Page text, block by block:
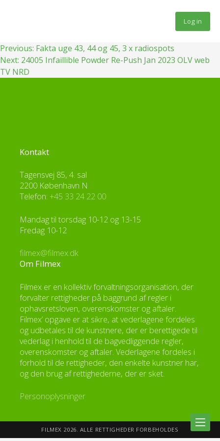
Log in
Indlægsnavigation
Previous: Fakta uge 43, 44 og 45, 3 x radiospots
Next: 24005 Infaillible Powder Re-Push Jan 2023 OLV web
TV NRD
Kontakt
Tagensvej 85, 4. sal
2200 København N
Telefon: +45 33 24 22 00
Mandag til torsdag 10-12 og 13-15
Fredag 10-12
filmex@filmex.dk
Om Filmex
Filmex er en kollektiv forvaltningsorganisation, der
forvalter rettigheder på baggrund af regler i
ophavsretsloven, overenskomster og aftaler.
Filmex’ opgave er at sikre, at vederlagene fordeles
og udbetales til de kunstnere, der er berettigede til
vederlag i henhold til de bagvedliggende regler,
overenskomster og aftaler. Vederlagene fordeles i
forhold til de rettigheder, den enkelte kunstner har,
og den brug af rettighederne, der er sket.
Personoplysninger
FILMEX 2026. ALLE RETTIGHEDER FORBEHOLDES